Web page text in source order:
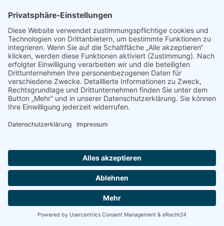
abgeschlossener Bearbeitung Ihrer Anfrage).
Zwingende gesetzliche Bestimmungen –
insbesondere Aufbewahrungsfristen – bleiben
unberührt.
Anfrage per E-Mail, Telefon oder
Telefax
Wenn Sie uns per E-Mail, Telefon oder Telefax
kontaktieren, wird Ihre Anfrage inklusive aller
daraus hervorgehenden personenbezogenen
und verarbeitet. Diese Daten geben wir nicht
ohne Ihre Einwilligung weiter.
Die Verarbeitung dieser Daten erfolgt auf
Grundlage von Art. 6 Abs. 1 lit. b DSGVO, sofern
Ihre Anfrage mit der Erfüllung eines Vertrags
zusammenhängt oder zur Durchführung